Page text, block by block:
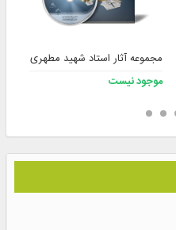
مجموعه آثار استاد شهید مطهری رحمه
موجود نیست